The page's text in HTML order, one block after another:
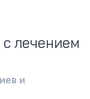
лечением
и